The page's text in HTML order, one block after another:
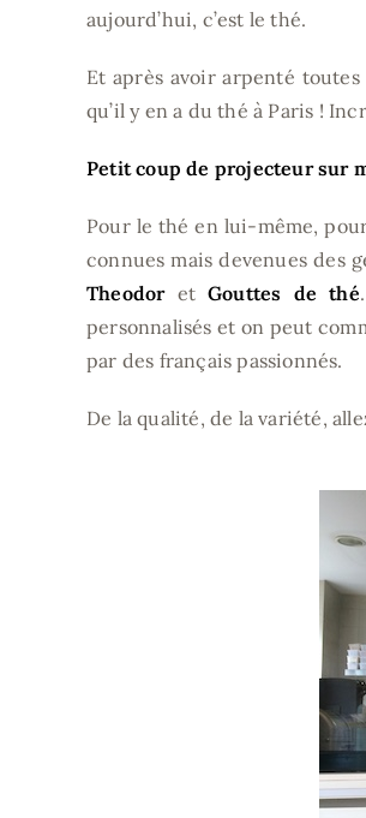
aujourd’hui, c’est le thé.
Et après avoir arpenté
qu’il y en a du thé à Paris !
Petit coup de projecteur sur
Pour le thé en lui-même,
connues mais devenues des
TheodoretGouttes de thé
personnalisés et on peut
par des français passionnés.
De la qualité, de la variété,